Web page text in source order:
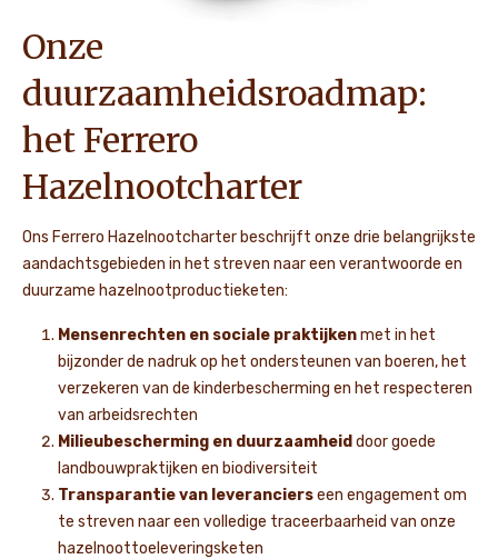
Onze
duurzaamheidsroadmap:
het Ferrero
Hazelnootcharter
Ons Ferrero Hazelnootcharter beschrijft onze drie belangrijkste
aandachtsgebieden in het streven naar een verantwoorde en
duurzame hazelnootproductieketen:
Mensenrechten en sociale praktijkenmet in het
bijzonder de nadruk op het ondersteunen van boeren, het
verzekeren van de kinderbescherming en het respecteren
van arbeidsrechten
Milieubescherming en duurzaamheid door goede
landbouwpraktijken en biodiversiteit
Transparantie van leverancierseen engagement om
te streven naar een volledige traceerbaarheid van onze
hazelnoottoeleveringsketen